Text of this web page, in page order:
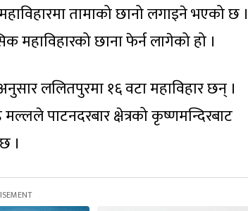
तामाको छानो लगाइने भएको छ
महाविहारको छाना फेर्न लागेको हो ।
ललितपुरमा १६ वटा महाविहार छन् ।
मल्लले पाटनदरबार क्षेत्रको कृष्णमन्दिरबाट
।